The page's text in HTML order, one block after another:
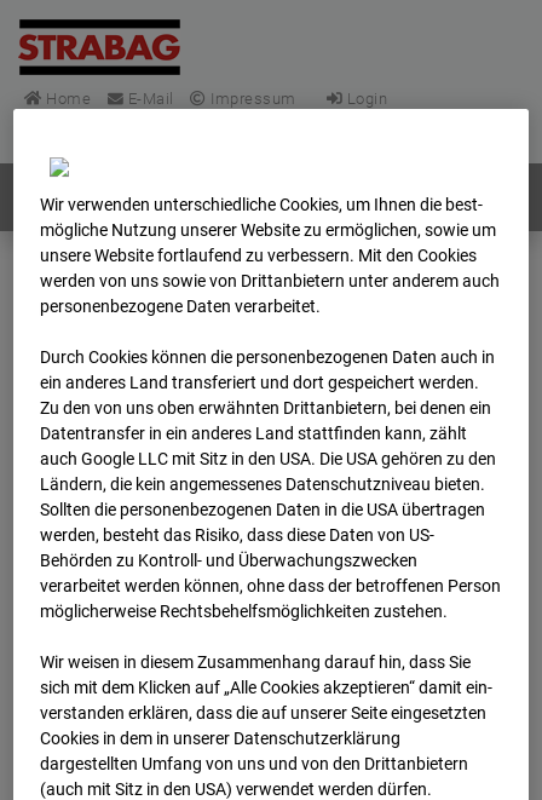
Home E-Mail Impressum
Login
Webcams: Alle Länder
Deutschland
Archiv
2025 12 01 09:46
BC-148 - BV-Frankfurt
EÜ Isenburger
Schneise (Cam 1)
Isenburger Schneise 40, 60528 Frankfurt
Archivdatum:01.12.2025 09:46,
Europe/Berlin
Wir verwenden unterschiedliche Cookies, um Ihnen die best­
mögliche Nutzung unserer Website zu ermöglichen, sowie um
unsere Website fortlaufend zu verbessern. Mit den Cookies
werden von uns sowie von Drittanbietern unter anderem auch
personenbezogene Daten verarbeitet.
Durch Cookies können die personenbezogenen Daten auch in
ein anderes Land transferiert und dort gespeichert werden.
Zu den von uns oben erwähnten Drittanbietern, bei denen ein
Datentransfer in ein anderes Land stattfinden kann, zählt
auch Google LLC mit Sitz in den USA. Die USA gehören zu den
Ländern, die kein angemessenes Datenschutzniveau bieten.
Sollten die personenbezogenen Daten in die USA übertragen
werden, besteht das Risiko, dass diese Daten von US-
Behörden zu Kontroll- und Überwachungszwecken
verarbeitet werden können, ohne dass der betroffenen Person
möglicherweise Rechtsbehelfsmöglichkeiten zustehen.
Wir weisen in diesem Zusammenhang darauf hin, dass Sie
sich mit dem Klicken auf „Alle Cookies akzeptieren“ damit ein­
ver­standen erklären, dass die auf unserer Seite eingesetzten
Cookies in dem in unserer Datenschutzerklärung
dargestellten Umfang von uns und von den Drittanbietern
(auch mit Sitz in den USA) verwendet werden dürfen.